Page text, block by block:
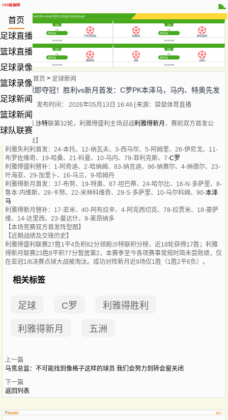
首页
足球直播
篮球直播
足球录像
篮球录像
足球新闻
篮球新闻
球队联赛
热门赛事 NBA英超 CBA西甲 WNBA意甲 德甲 法甲 欧冠世界杯欧洲杯
西甲
西班牙人
VS
即将开始
毕尔巴鄂竞技
05-14 01:00
法甲
布雷斯特
VS
即将开始
斯特拉斯堡
05-14 01:00
西甲
VS
即将开始
塞维利亚
05-14 01:00
英超
曼城
VS
即将开始
水晶宫
05-14 03:00
当前位置:首页> 足球新闻
C罗赢球即夺冠！胜利vs新月首发：C罗PK本泽马，马内、特奥先发
发布时间： 2026年05月13日 16:46 来源：袋鼠体育直播
5月13日讯 沙特联第32轮，利雅得盛利主场迎战利雅得新月 ，赛前双方首发公
布。
【双方首发】
利雅失利利首发：24-本托、12-纳瓦夫、3-西马坎、5-阿姆里、26-伊尼戈、11-
布罗佐维奇、19-哈桑、21-科曼、10-马内、79-菲利克斯、7-C罗
利雅得盛利替补：1-阿奇迪、2-哈纳姆、83-纳吉迪、96-纳赛尔、4-纳德尔、23-
叶海亚、29-加里卜、16-马兰、9-哈姆丹
利雅得新月首发：37-布努、19-特奥、87-坦巴蒂、24-哈尔比、16-N·多萨里、8-
鲁本·内维斯、28-卡努、22-米林科维奇、29-S·多萨里、10-马尔科姆、90-本泽
马
利雅得新月替补：17-亚米、40-阿布拉辛、4-阿克西切克、78-拉贾米、18-豪萨
维、14-达里西、23-曼达什、9-莱昂纳多
【本场竞赛双方首发阵型图】
【近期战绩及交锋历史】
利雅得盛利联赛27胜1平4负积82分领跑沙特联积分榜，近18轮获得17胜；利雅
得新月联赛23胜8平积77分暂居第2，本赛季至今各项赛事常规时简未尝败绩，仅
在亚冠1/8决赛点球大战被淘汰。成功对阵新月近9场仅1胜（1胜2平6负）。
相关标签
足球 C罗 利雅得胜利
利雅得新月 五洲
上一篇
马竞总监：不可能找到像格子这样的球员 我们会努力到转会窗关闭
下一篇
返回列表
相关资讯 更多